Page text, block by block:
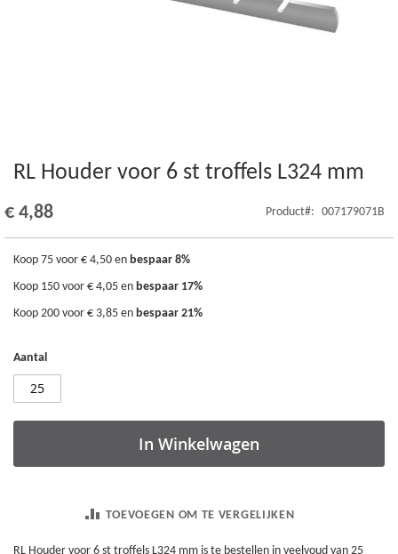
Ga
het
begin
van
de
gallerij
RL Houder voor 6 st troffels L324 mm
€ 4,88 Product 007179071B
Koop 75 voor € 4,50 en bespaar 8%
Koop 150 voor € 4,05 en bespaar 17%
Koop 200 voor € 3,85 en bespaar 21%
Aantal
In Winkelwagen
TOEVOEGEN OM TE VERGELIJKEN
RL Houder voor 6 st troffels L324 mm is te bestellen in veelvoud van 25